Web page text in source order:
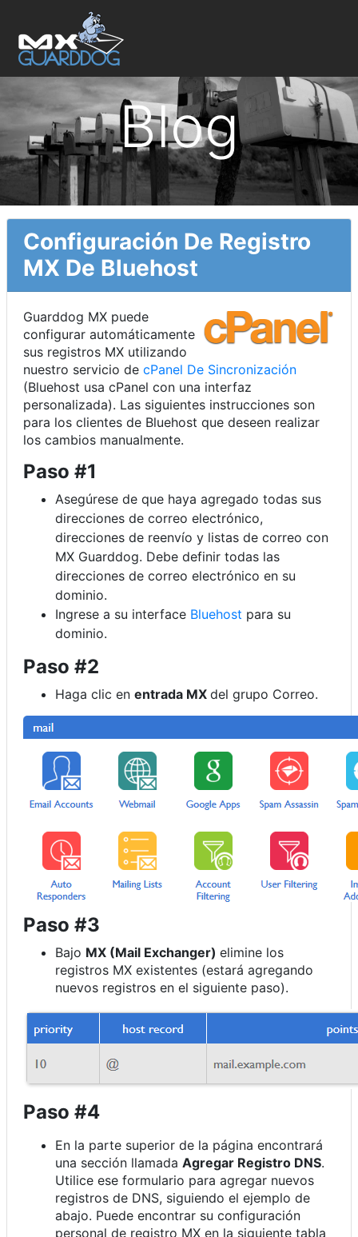
Blog
Configuración De Registro
MX De Bluehost
Guarddog MX puede
configurar automáticamente
sus registros MX utilizando
nuestro servicio de cPanel De Sincronización
(Bluehost usa cPanel con una interfaz
personalizada). Las siguientes instrucciones son
para los clientes de Bluehost que deseen realizar
los cambios manualmente.
Paso #1
Asegúrese de que haya agregado todas sus
direcciones de correo electrónico,
direcciones de reenvío y listas de correo con
MX Guarddog. Debe definir todas las
direcciones de correo electrónico en su
dominio.
Ingrese a su interface Bluehost para su
dominio.
Paso #2
Haga clic en entrada MX del grupo Correo.
Paso #3
Bajo MX (Mail Exchanger) elimine los
registros MX existentes (estará agregando
nuevos registros en el siguiente paso).
Paso #4
En la parte superior de la página encontrará
una sección llamada Agregar Registro DNS.
Utilice ese formulario para agregar nuevos
registros de DNS, siguiendo el ejemplo de
abajo. Puede encontrar su configuración
personal de registro MX en la siguiente tabla